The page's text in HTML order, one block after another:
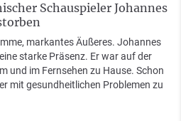
Schauspieler Johannes
markantes Äußeres. Johannes
starke Präsenz. Er war auf der
und im Fernsehen zu Hause. Schon
mit gesundheitlichen Problemen zu